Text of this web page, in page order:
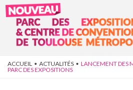
Aller au contenu principal
VOUS ÊTES ICI
ACCUEIL • ACTUALITÉS • LANCEMENT DES
PARC DES EXPOSITIONS